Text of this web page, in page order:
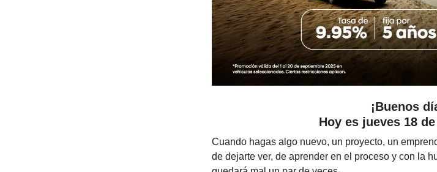
¡Buenos
Hoy es jueves 18
Cuando hagas algo nuevo, un proyecto, un
de dejarte ver, de aprender en el proceso y con la